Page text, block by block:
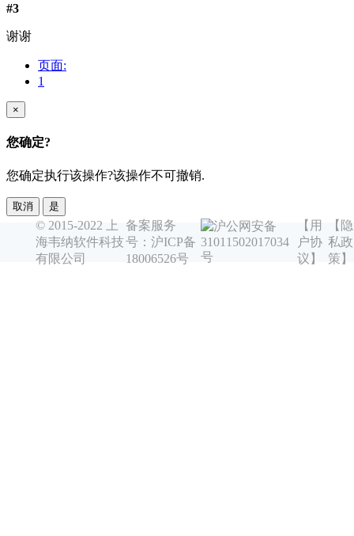
#3
谢谢
页面:
1
×
您确定?
您确定执行该操作?该操作不可撤销.
取消 是
© 2015-2022 上
海韦纳软件科技
有限公司
备案服务
号：沪ICP备
18006526号
沪公网安备
31011502017034
号
【用
户协
议】
【隐
私政
策】